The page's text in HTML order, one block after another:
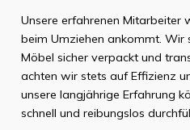
Unsere erfahrenen Mitarbeiter
beim Umziehen ankommt. Wir
Möbel sicher verpackt und
achten wir stets auf Effizienz
unsere langjährige Erfahrung
schnell und reibungslos